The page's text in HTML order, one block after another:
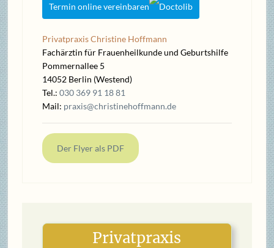
Termin online vereinbaren
Privatpraxis Christine Hoffmann
Fachärztin für Frauenheilkunde und Geburtshilfe
Pommernallee 5
14052 Berlin (Westend)
Tel.: 030 369 91 18 81
Mail: praxis@christinehoffmann.de
Der Flyer als PDF
Privatpraxis